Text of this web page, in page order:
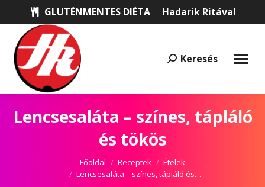
GLUTÉNMENTES DIÉTA Hadarik Ritával
Keresés:
Keresés
Lencsesaláta – színes, tápláló
és tökös
Főoldal Receptek
Ételek
Lencsesaláta – színes, tápláló és…